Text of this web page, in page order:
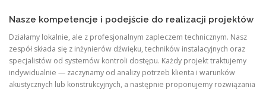
Nasze kompetencje i podejście do realizacji projektów
Działamy lokalnie, ale z profesjonalnym zapleczem technicznym. Nasz
zespół składa się z inżynierów dźwięku, techników instalacyjnych oraz
specjalistów od systemów kontroli dostępu. Każdy projekt traktujemy
indywidualnie — zaczynamy od analizy potrzeb klienta i warunków
akustycznych lub konstrukcyjnych, a następnie proponujemy rozwiązania